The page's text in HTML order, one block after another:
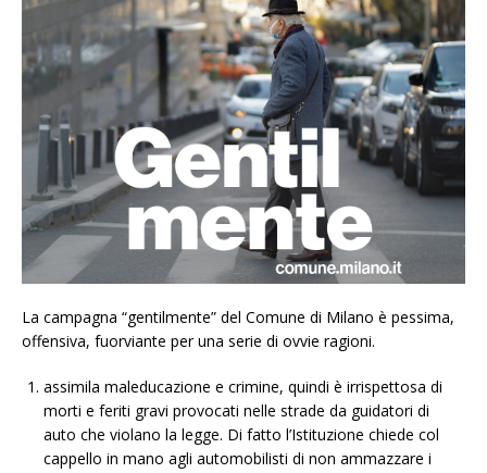
La campagna “gentilmente” del Comune di Milano è pessima,
offensiva, fuorviante per una serie di ovvie ragioni.
assimila maleducazione e crimine, quindi è irrispettosa di
morti e feriti gravi provocati nelle strade da guidatori di
auto che violano la legge. Di fatto l’Istituzione chiede col
cappello in mano agli automobilisti di non ammazzare i